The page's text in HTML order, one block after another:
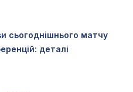
сьогоднішнього матчу
деталі